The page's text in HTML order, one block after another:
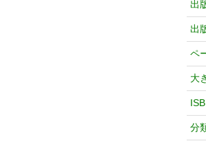
出
出
ペ
大
分